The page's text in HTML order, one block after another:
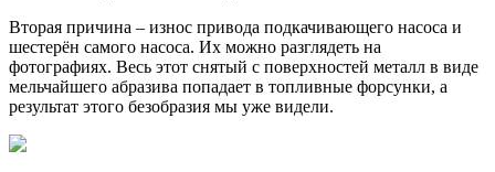
Вторая причина – износ привода подкачивающего насоса и
шестерён самого насоса. Их можно разглядеть на
фотографиях. Весь этот снятый с поверхностей металл в виде
мельчайшего абразива попадает в топливные форсунки, а
результат этого безобразия мы уже видели.